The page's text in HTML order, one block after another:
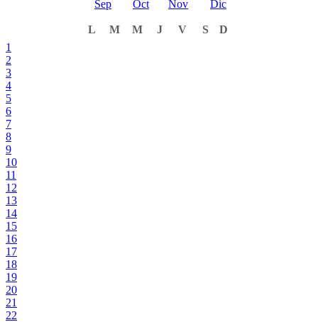
Sep
Oct Nov Dic
L M M J V S
D
1
2
3
4
5
6
7
8
9
10
11
12
13
14
15
16
17
18
19
20
21
22